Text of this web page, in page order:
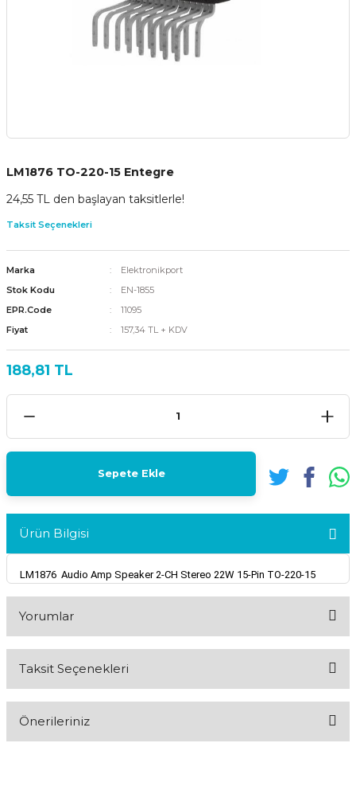
LM1876 TO-220-15 Entegre
24,55 TL den başlayan taksitlerle!
Taksit Seçenekleri
Marka
Elektronikport
Stok Kodu
EN-1855
EPR.Code
11095
Fiyat
157,34 TL + KDV
188,81 TL
Sepete Ekle
Ürün Bilgisi
LM1876 Audio Amp Speaker 2-CH Stereo 22W 15-Pin TO-220-15
Yorumlar
Taksit Seçenekleri
Önerileriniz